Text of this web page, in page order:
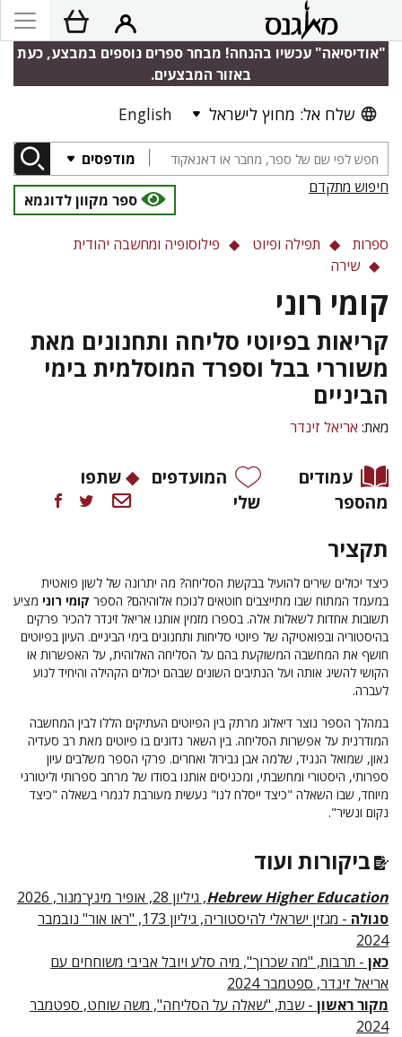
"אודיסיאה" עכשיו בהנחה! מבחר ספרים נוספים במבצע, כעת
באזור המבצעים.
שלח אל: מחוץ לישראל English
מודפסים
חיפוש מתקדם
ספר מקוון לדוגמא
ספרות תפילה ופיוט
פילוסופיה ומחשבה יהודית
שירה
קומי רוני
קריאות בפיוטי סליחה ותחנונים מאת
משוררי בבל וספרד המוסלמית בימי
הביניים
מאת: אריאל זינדר
עמודים
מהספר
המועדפים
שלי
שתפו
תקציר
כיצד יכולים שירים להועיל בבקשת הסליחה? מה יתרונה של לשון פואטית
במעמד המתוח שבו מתייצבים חוטאים לנוכח אלוהיהם? הספר קומי רוני מציע
תשובות אחדות לשאלות אלה. בספרו מזמין אותנו אריאל זינדר להכיר פרקים
בהיסטוריה ובפואטיקה של פיוטי סליחות ותחנונים בימי הביניים. העיון בפיוטים
חושף את המחשבה המשוקעת בהם על הסליחה האלוהית, על האפשרות או
הקושי להשיג אותה ועל הנתיבים השונים שבהם יכולים הקהילה והיחיד לנוע
לעברה.
במהלך הספר נוצר דיאלוג מרתק בין הפיוטים העתיקים הללו לבין המחשבה
המודרנית על אפשרות הסליחה. בין השאר נדונים בו פיוטים מאת רב סעדיה
גאון, שמואל הנגיד, שלמה אבן גבירול ואחרים. פרקי הספר משלבים עיון
ספרותי, היסטורי ומחשבתי, ומכניסים אותנו בסודו של מרחב ספרותי וליטורגי
מיוחד, שבו השאלה "כיצד ייסלח לנו" נעשית מעורבת לגמרי בשאלה "כיצד
נקום ונשיר".
ביקורות ועוד
Hebrew Higher Education, גיליון 28, אופיר מינץ־מנור, 2026
סגולה
- מגזין ישראלי להיסטוריה, גיליון 173, "ראו אור" נובמבר
2024
כאן - תרבות, "מה שכרוך", מיה סלע ויובל אביבי משוחחים עם
אריאל זינדר, ספטמבר 2024
מקור ראשון - שבת, "שאלה על הסליחה", משה שוחט, ספטמבר
2024